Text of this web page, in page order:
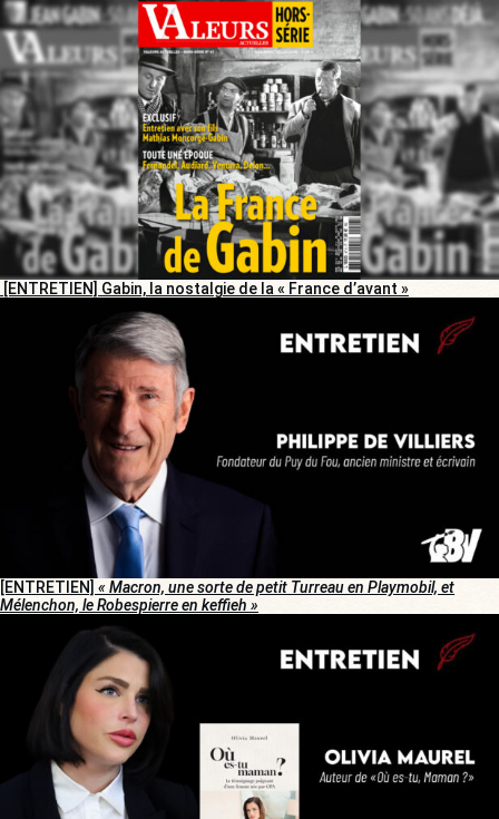
[ENTRETIEN] Gabin, la nostalgie de la « France d’avant »
[ENTRETIEN] « Macron, une sorte de petit Turreau en Playmobil, et
Mélenchon, le Robespierre en keffieh »